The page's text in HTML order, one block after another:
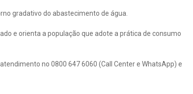
gradativo do abastecimento de água.
e orienta a população que adote a prática de consumo
no 0800 647 6060 (Call Center e WhatsApp) e